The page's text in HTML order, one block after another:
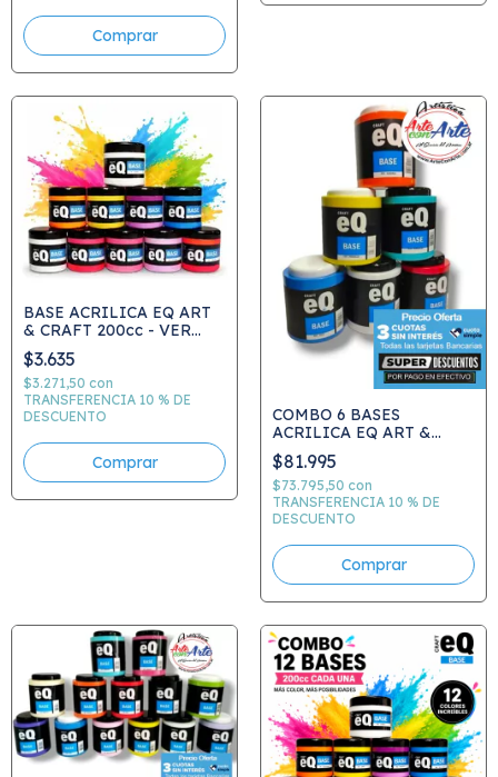
Comprar
BASE ACRILICA EQ ART
& CRAFT 200cc - VER
CARTA DE COLORES -
ELEGIR COLOR
$3.635
$3.271,50 con
TRANSFERENCIA 10 % DE
DESCUENTO
Comprar
COMBO 6 BASES
ACRILICA EQ ART &
CRAFT 900 CC - podes
elegir colores - PRECIO
COMBO
$81.995
$73.795,50 con
TRANSFERENCIA 10 % DE
DESCUENTO